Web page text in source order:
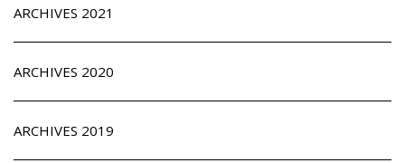
ARCHIVES 2021
ARCHIVES 2020
ARCHIVES 2019